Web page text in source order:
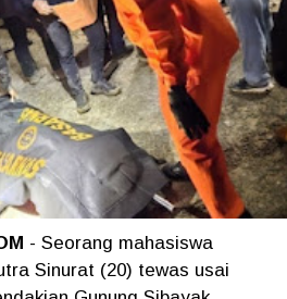
- Seorang mahasiswa
Sinurat (20) tewas usai